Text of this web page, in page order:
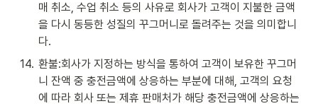
매 취소, 수업 취소 등의 사유로 회사가 고객이 지불한 금액
을 다시 동등한 성질의 꾸그머니로 돌려주는 것을 의미합니
다.
14. 환불:회사가 지정하는 방식을 통하여 고객이 보유한 꾸그머
니 잔액 중 충전금액에 상응하는 부분에 대해, 고객의 요청
에 따라 회사 또는 제휴 판매처가 해당 충전금액에 상응하는